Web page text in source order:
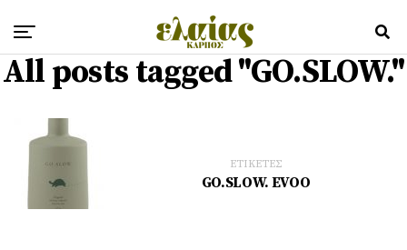
All posts tagged "GO.SLOW."
ΕΤΙΚΕΤΕΣ
GO.SLOW. EVOO